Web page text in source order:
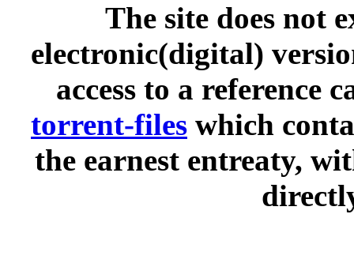
The site does not
electronic(digital)
access to a reference
torrent-files which
the earnest entreaty,